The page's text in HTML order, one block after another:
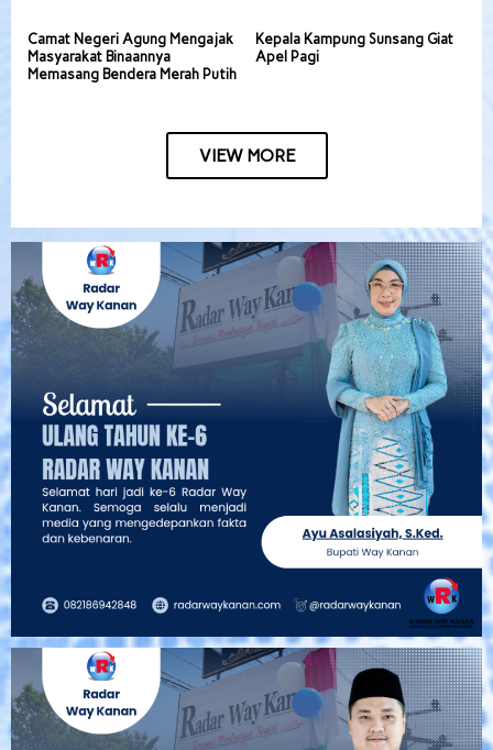
Camat Negeri Agung Mengajak
Masyarakat Binaannya
Memasang Bendera Merah Putih
Kepala Kampung Sunsang Giat
Apel Pagi
VIEW MORE